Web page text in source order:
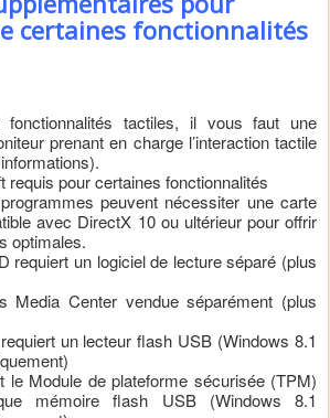
certaines fonctionnalités
tactiles, il vous faut une
prenant en charge l’interaction tactile
requis pour certaines fonctionnalités
peuvent nécessiter une carte
avec DirectX 10 ou ultérieur pour offrir
optimales.
requiert un logiciel de lecture séparé (plus
Media Center vendue séparément (plus
un lecteur flash USB (Windows 8.1
le Module de plateforme sécurisée (TPM)
mémoire flash USB (Windows 8.1